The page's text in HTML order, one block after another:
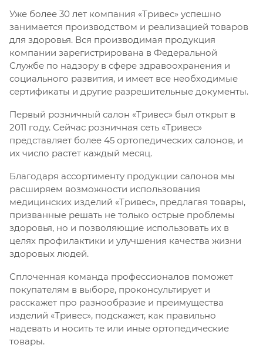
Уже более 30 лет компания «Тривес» успешно
занимается производством и реализацией товаров
для здоровья. Вся производимая продукция
компании зарегистрирована в Федеральной
Службе по надзору в сфере здравоохранения и
социального развития, и имеет все необходимые
сертификаты и другие разрешительные документы.
Первый розничный салон «Тривес» был открыт в
2011 году. Сейчас розничная сеть «Тривес»
представляет более 45 ортопедических салонов, и
их число растет каждый месяц.
Благодаря ассортименту продукции салонов мы
расширяем возможности использования
медицинских изделий «Тривес», предлагая товары,
призванные решать не только острые проблемы
здоровья, но и позволяющие использовать их в
целях профилактики и улучшения качества жизни
здоровых людей.
Сплоченная команда профессионалов поможет
покупателям в выборе, проконсультирует и
расскажет про разнообразие и преимущества
изделий «Тривес», подскажет, как правильно
надевать и носить те или иные ортопедические
товары.